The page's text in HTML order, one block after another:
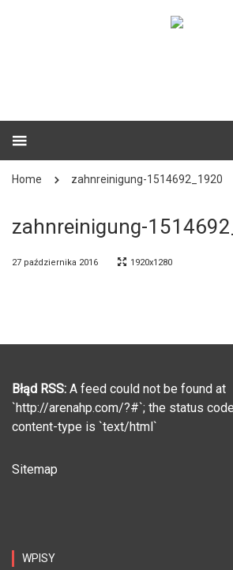
Home zahnreinigung-1514692_1920
zahnreinigung-
27 października 2016 1920x1280
Błąd RSS: A feed could not be found at
`http://arenahp.com/?#`; the status
content-type is `text/html`
Sitemap
WPISY